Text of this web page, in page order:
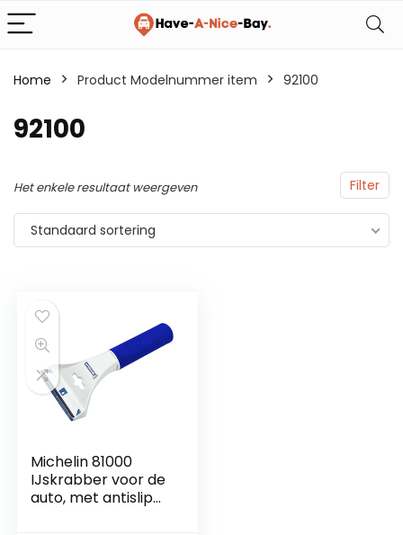
Home Product Modelnummer item 92100
92100
Filter
Het enkele resultaat weergeven
Standaard sortering
Michelin 81000
IJskrabber voor de
auto, met antislip